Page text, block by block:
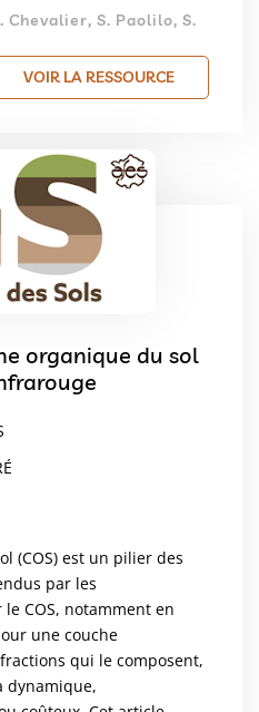
S. Paolilo, S.
VOIR LA RESSOURCE
organique du sol
(COS) est un pilier des
par les
COS, notamment en
une couche
qui le composent,
dynamique,